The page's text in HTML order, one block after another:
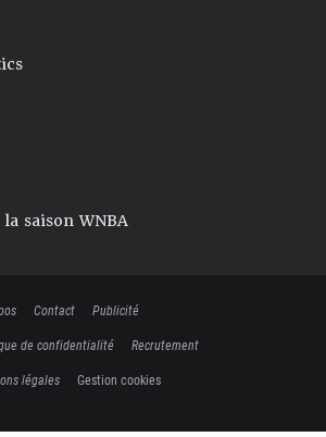
saison WNBA
Contact
Publicité
de confidentialité
Recrutement
légales
Gestion cookies